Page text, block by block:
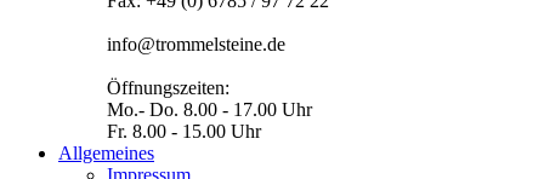
info@trommelsteine.de
Öffnungszeiten:
Mo.- Do. 8.00 - 17.00 Uhr
Fr. 8.00 - 15.00 Uhr
Allgemeines
Impressum